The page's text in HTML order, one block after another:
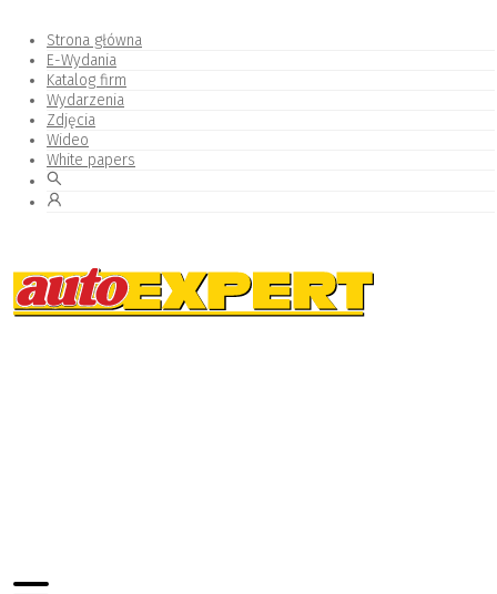
Strona główna
E-Wydania
Katalog firm
Wydarzenia
Zdjęcia
Wideo
White papers